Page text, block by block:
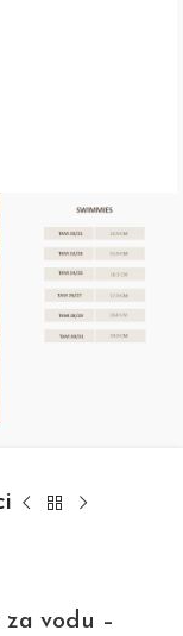
vodu –